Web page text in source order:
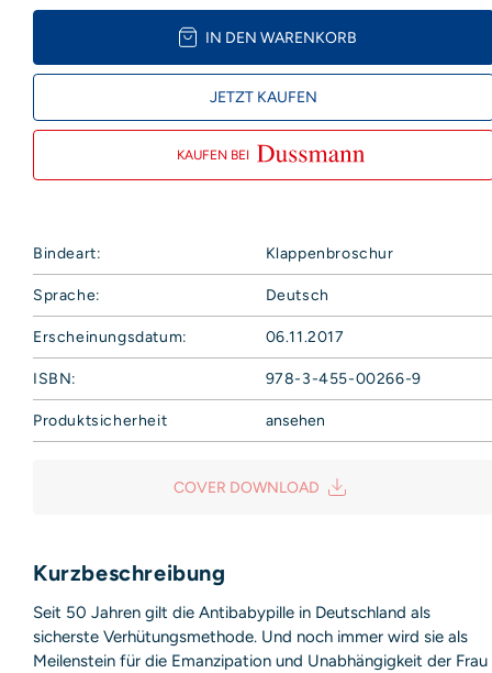
IN DEN WARENKORB
JETZT KAUFEN
KAUFEN BEI
Bindeart: Klappenbroschur
Sprache: Deutsch
Erscheinungsdatum: 06.11.2017
ISBN: 978-3-455-00266-9
Produktsicherheit
ansehen
Sicherheitshinweis entsprechend Art. 9 Abs. 7 S. 2 der
entbehrlich
COVER DOWNLOAD
Kurzbeschreibung
Seit 50 Jahren gilt die Antibabypille in Deutschland als
sicherste Verhütungsmethode. Und noch immer wird sie als
Meilenstein für die Emanzipation und Unabhängigkeit der Frau